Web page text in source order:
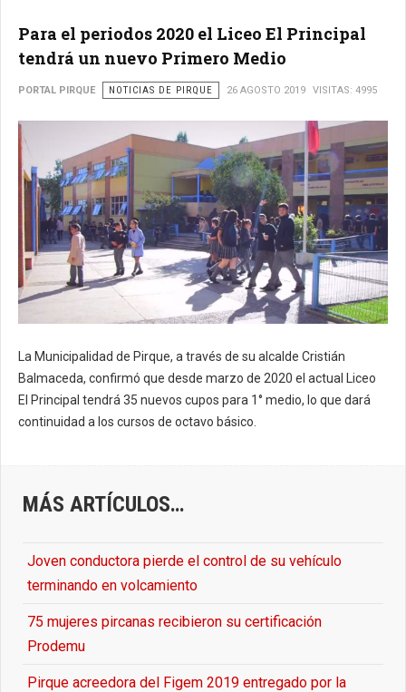
Para el periodos 2020 el Liceo El Principal
tendrá un nuevo Primero Medio
PORTAL PIRQUE NOTICIAS DE PIRQUE 26 AGOSTO 2019 VISITAS: 4995
La Municipalidad de Pirque, a través de su alcalde Cristián
Balmaceda, confirmó que desde marzo de 2020 el actual Liceo
El Principal tendrá 35 nuevos cupos para 1° medio, lo que dará
continuidad a los cursos de octavo básico.
MÁS ARTÍCULOS…
Joven conductora pierde el control de su vehículo
terminando en volcamiento
75 mujeres pircanas recibieron su certificación
Prodemu
Pirque acreedora del Figem 2019 entregado por la